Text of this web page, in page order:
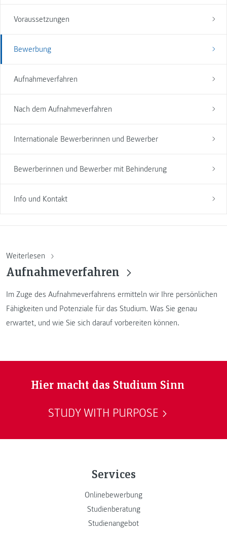
Voraussetzungen
Bewerbung
Aufnahmeverfahren
Nach dem Aufnahmeverfahren
Internationale Bewerberinnen und Bewerber
Bewerberinnen und Bewerber mit Behinderung
Info und Kontakt
Weiterlesen
Aufnahmeverfahren
Im Zuge des Aufnahmeverfahrens ermitteln wir Ihre persönlichen
Fähigkeiten und Potenziale für das Studium. Was Sie genau
erwartet, und wie Sie sich darauf vorbereiten können.
Hier macht das Studium Sinn
STUDY WITH PURPOSE
Services
Onlinebewerbung
Studienberatung
Studienangebot